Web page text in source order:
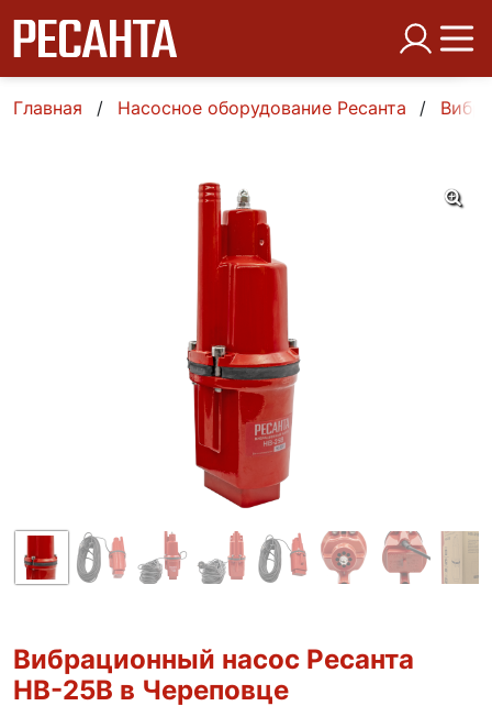
Главная Насосное оборудование Ресанта
Вибрационный насос Ресанта
НВ-25В в Череповце